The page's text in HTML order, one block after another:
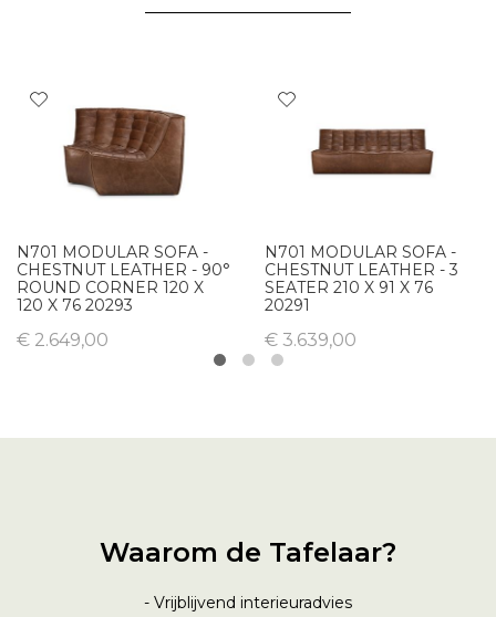
N701 MODULAR SOFA -
CHESTNUT LEATHER - 90°
ROUND CORNER 120 X
120 X 76 20293
€ 2.649,00
N701 MODULAR SOFA -
CHESTNUT LEATHER - 3
SEATER 210 X 91 X 76
20291
€ 3.639,00
Waarom de Tafelaar?
- Vrijblijvend interieuradvies